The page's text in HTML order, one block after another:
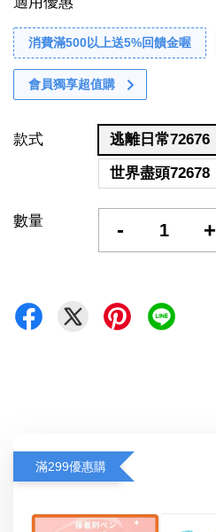
消費滿500以上送5%回饋金喔
會員獨享超值購
款式 逃離日常72676
世界盡頭72678
數量 - +
滿299優惠購